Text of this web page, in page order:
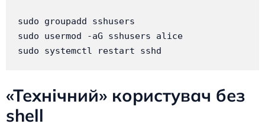
sudo groupadd sshusers
sudo usermod -aG sshusers alice
sudo systemctl restart sshd
«Технічний» користувач без
shell